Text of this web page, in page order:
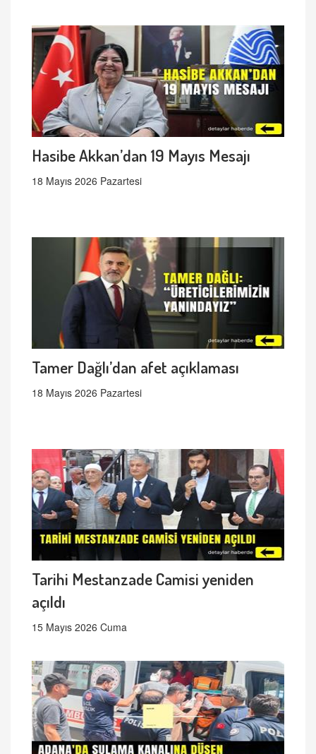
Hasibe Akkan’dan 19 Mayıs Mesajı
18 Mayıs 2026 Pazartesi
Tamer Dağlı’dan afet açıklaması
18 Mayıs 2026 Pazartesi
Tarihi Mestanzade Camisi yeniden
açıldı
15 Mayıs 2026 Cuma